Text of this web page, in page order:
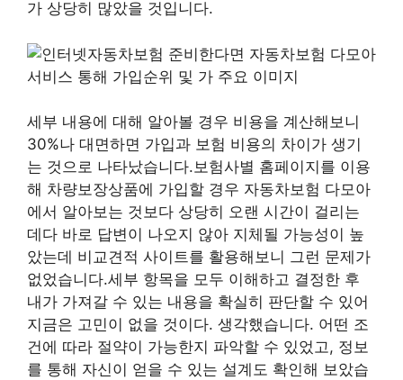
가 상당히 많았을 것입니다.
세부 내용에 대해 알아볼 경우 비용을 계산해보니
30%나 대면하면 가입과 보험 비용의 차이가 생기
는 것으로 나타났습니다.보험사별 홈페이지를 이용
해 차량보장상품에 가입할 경우 자동차보험 다모아
에서 알아보는 것보다 상당히 오랜 시간이 걸리는
데다 바로 답변이 나오지 않아 지체될 가능성이 높
았는데 비교견적 사이트를 활용해보니 그런 문제가
없었습니다.세부 항목을 모두 이해하고 결정한 후
내가 가져갈 수 있는 내용을 확실히 판단할 수 있어
지금은 고민이 없을 것이다. 생각했습니다. 어떤 조
건에 따라 절약이 가능한지 파악할 수 있었고, 정보
를 통해 자신이 얻을 수 있는 설계도 확인해 보았습